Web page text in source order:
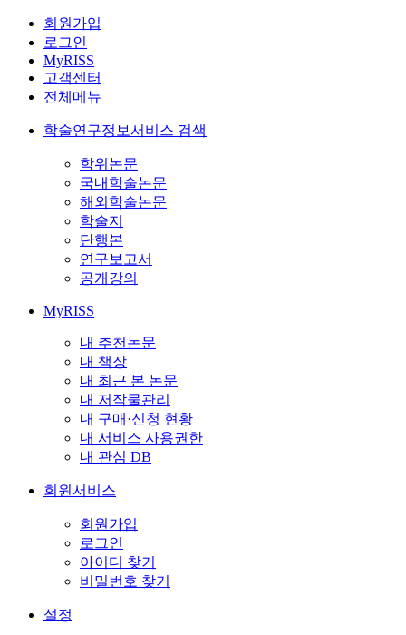
회원가입
로그인
MyRISS
고객센터
전체메뉴
학술연구정보서비스 검색
학위논문
국내학술논문
해외학술논문
학술지
단행본
연구보고서
공개강의
MyRISS
내 추천논문
내 책장
내 최근 본 논문
내 저작물관리
내 구매·신청 현황
내 서비스 사용권한
내 관심 DB
회원서비스
회원가입
로그인
아이디 찾기
비밀번호 찾기
설정